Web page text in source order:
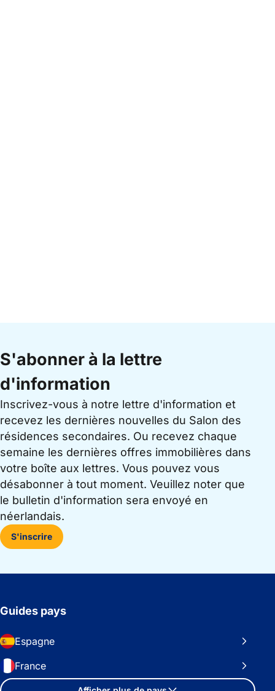
S'abonner à la lettre
d'information
Inscrivez-vous à notre lettre d'information et
recevez les dernières nouvelles du Salon des
résidences secondaires. Ou recevez chaque
semaine les dernières offres immobilières dans
votre boîte aux lettres. Vous pouvez vous
désabonner à tout moment. Veuillez noter que
le bulletin d'information sera envoyé en
néerlandais.
S'inscrire
Guides pays
Espagne
France